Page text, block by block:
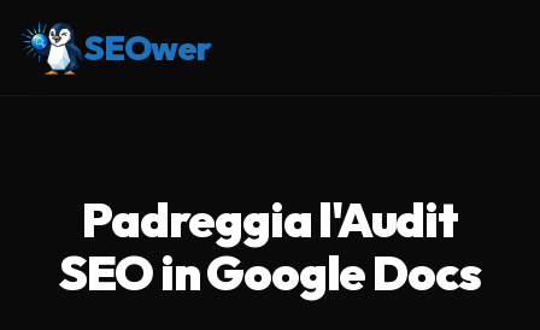
SEOwer
Padreggia l'Audit
SEO in Google Docs